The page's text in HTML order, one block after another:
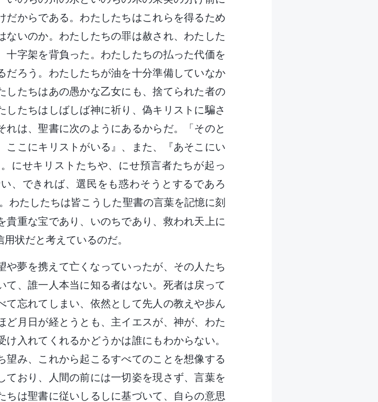
だからである。わたしたちはこれらを得るため
ないのか。わたしたちの罪は赦され、わたした
十字架を背負った。わたしたちの払った代価を
だろう。わたしたちが油を十分準備していなか
したちはあの愚かな乙女にも、捨てられた者の
したちはしばしば神に祈り、偽キリストに騙さ
れは、聖書に次のようにあるからだ。「そのと
ここにキリストがいる』、また、『あそこにい
にせキリストたちや、にせ預言者たちが起っ
、できれば、選民をも惑わそうとするであろ
。わたしたちは皆こうした聖書の言葉を記憶に刻
貴重な宝であり、いのちであり、救われ天上に
状だと考えているのだ。
や夢を携えて亡くなっていったが、その人たち
て、誰一人本当に知る者はない。死者は戻って
て忘れてしまい、依然として先人の教えや歩ん
ど月日が経とうとも、主イエスが、神が、わた
入れてくれるかどうかは誰にもわからない。
望み、これから起こるすべてのことを想像する
ており、人間の前には一切姿を現さず、言葉を
ちは聖書に従いしるしに基づいて、自らの意思